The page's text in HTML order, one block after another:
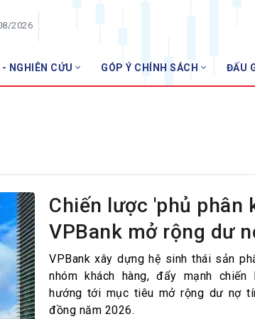
2026
NGHIÊN CỨU GÓP Ý CHÍNH SÁCH ĐẤU
hàng
Chiến lược 'phủ phân
VPBank mở rộng dư
VPBank xây dựng hệ sinh thái sản
nhóm khách hàng, đẩy mạnh chiến
hướng tới mục tiêu mở rộng dư nợ
đồng năm 2026.